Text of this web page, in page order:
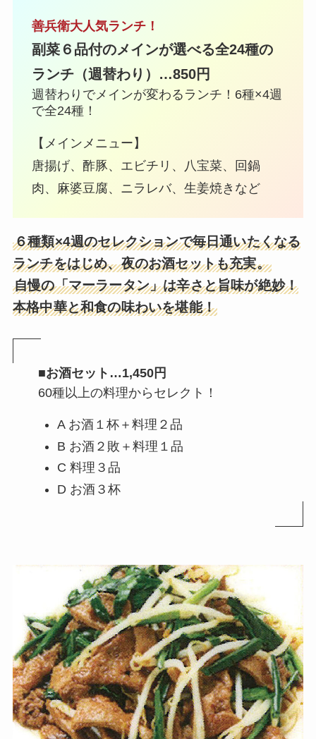
善兵衛大人気ランチ！
副菜６品付のメインが選べる全24種の
ランチ（週替わり）…850円
週替わりでメインが変わるランチ！6種×4週
で全24種！
【メインメニュー】
唐揚げ、酢豚、エビチリ、八宝菜、回鍋
肉、麻婆豆腐、ニラレバ、生姜焼きなど
６種類×4週のセレクションで毎日通いたくなる
ランチをはじめ、夜のお酒セットも充実。
自慢の「マーラータン」は辛さと旨味が絶妙！
本格中華と和食の味わいを堪能！
■お酒セット…1,450円
60種以上の料理からセレクト！
A お酒１杯＋料理２品
B お酒２敗＋料理１品
C 料理３品
D お酒３杯